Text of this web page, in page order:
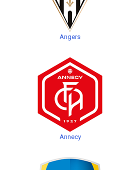
Angers
Annecy